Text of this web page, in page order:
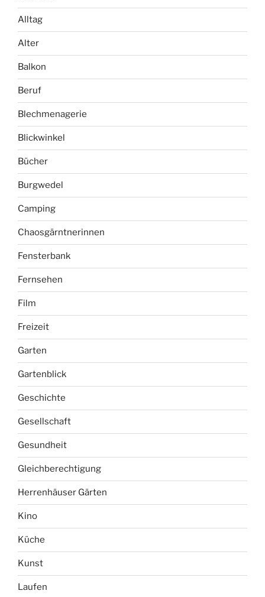
Blickwinkel
Bücher
Burgwedel
Camping
Chaosgärntnerinnen
Fensterbank
Fernsehen
Film
Freizeit
Garten
Gartenblick
Geschichte
Gesellschaft
Gesundheit
Gleichberechtigung
Herrenhäuser Gärten
Kino
Küche
Kunst
Laufen
Leben
Literatur
Literatur Schreiben
Monatsrückblick
Natur